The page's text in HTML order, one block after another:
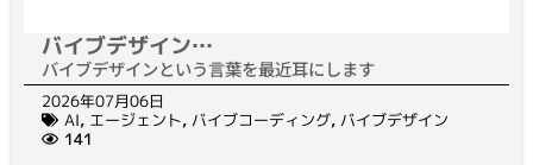
バイブデザイン…
バイブデザインという言葉を最近耳にします
2026年07月06日
AI, エージェント, バイブコーディング, バイブデザイン
141